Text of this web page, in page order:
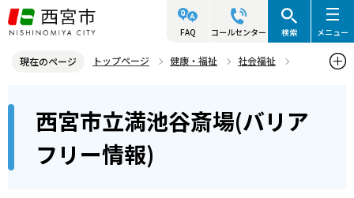
こ
の
ジ
頭
FAQ コールセンター 検索 メニュー
現在のページ トップページ 健康・福祉
社会福祉
西宮市立満池谷斎場(バリアフリー情報)
西宮市立満池谷斎場(バリア
フリー情報)